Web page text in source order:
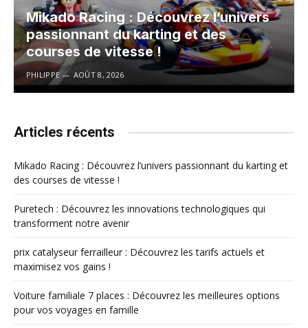
Mikado Racing : Découvrez l’univers
passionnant du karting et des
courses de vitesse !
PHILIPPE AOÛT 8, 2026
Articles récents
Mikado Racing : Découvrez l’univers passionnant du karting et
des courses de vitesse !
Puretech : Découvrez les innovations technologiques qui
transforment notre avenir
prix catalyseur ferrailleur : Découvrez les tarifs actuels et
maximisez vos gains !
Voiture familiale 7 places : Découvrez les meilleures options
pour vos voyages en famille